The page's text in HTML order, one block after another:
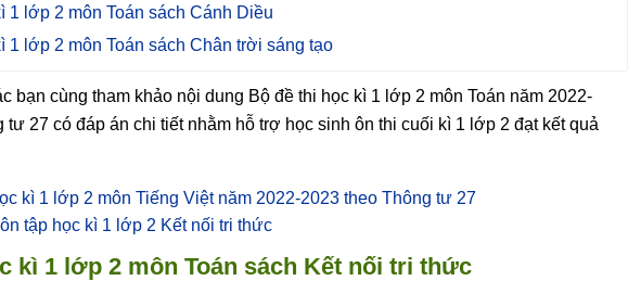
1 lớp 2 môn Toán sách Cánh Diều
1 lớp 2 môn Toán sách Chân trời sáng tạo
bạn cùng tham khảo nội dung Bộ đề thi học kì 1 lớp 2 môn Toán năm 2022-
tư 27 có đáp án chi tiết nhằm hỗ trợ học sinh ôn thi cuối kì 1 lớp 2 đạt kết quả
kì 1 lớp 2 môn Tiếng Việt năm 2022-2023 theo Thông tư 27
tập học kì 1 lớp 2 Kết nối tri thức
kì 1 lớp 2 môn Toán sách Kết nối tri thức